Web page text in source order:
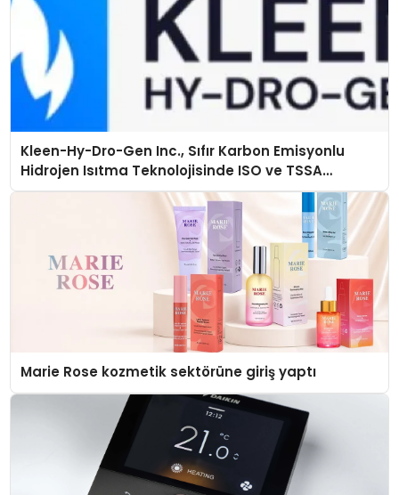
Kleen-Hy-Dro-Gen Inc., Sıfır Karbon Emisyonlu
Hidrojen Isıtma Teknolojisinde ISO ve TSSA
Düzenleyici Onaylarını Aldı
Marie Rose kozmetik sektörüne giriş yaptı